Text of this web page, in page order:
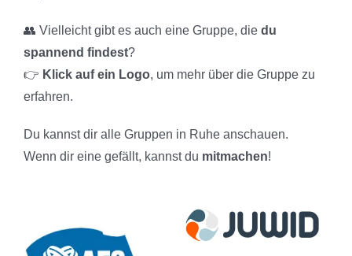
👥 Vielleicht gibt es auch eine Gruppe, die du
spannend findest?
👉 Klick auf ein Logo, um mehr über die Gruppe zu
erfahren.
Du kannst dir alle Gruppen in Ruhe anschauen.
Wenn dir eine gefällt, kannst du mitmachen!